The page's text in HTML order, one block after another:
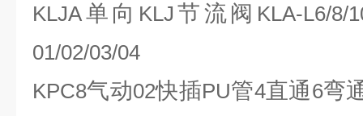
KLJA单向 KLJ 节流阀 KLA-L6/8/
01/02/03/04
KPC8气动02快插PU管4直通 6弯